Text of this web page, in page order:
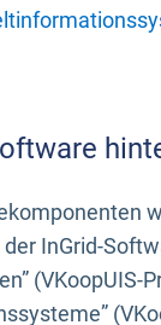
InGrid-
(VKoopUIS-